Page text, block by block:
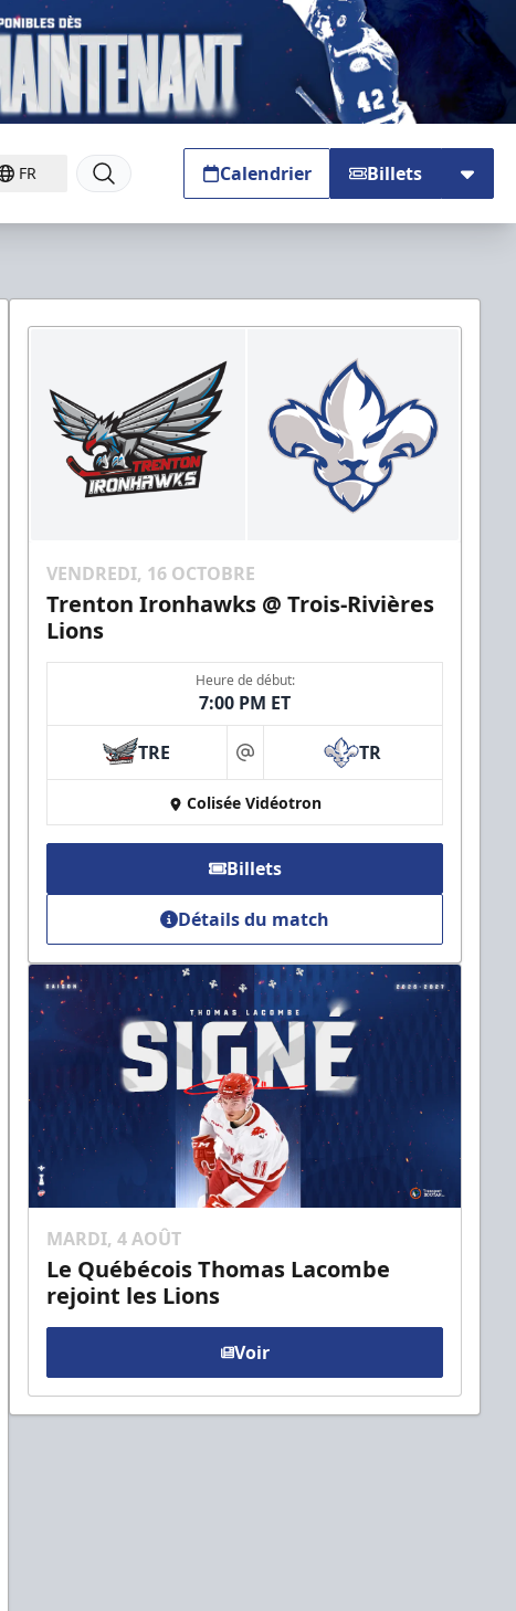
FR Calendrier Billets
VENDREDI, 16 OCTOBRE
Trenton Ironhawks @ Trois-Rivières
Lions
Heure de début:
7:00 PM ET
TRE at TR
Colisée Vidéotron
Billets
Détails du match
MARDI, 4 AOÛT
Le Québécois Thomas Lacombe
rejoint les Lions
Voir